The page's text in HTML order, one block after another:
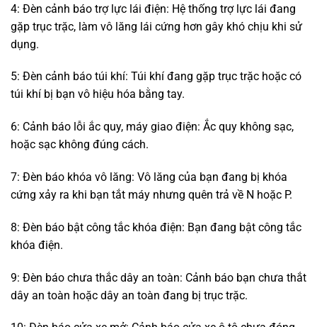
4: Đèn cảnh báo trợ lực lái điện: Hệ thống trợ lực lái đang
gặp trục trặc, làm vô lăng lái cứng hơn gây khó chịu khi sử
dụng.
5: Đèn cảnh báo túi khí: Túi khí đang gặp trục trặc hoặc có
túi khí bị bạn vô hiệu hóa bằng tay.
6: Cảnh báo lỗi ắc quy, máy giao điện: Ắc quy không sạc,
hoặc sạc không đúng cách.
7: Đèn báo khóa vô lăng: Vô lăng của bạn đang bị khóa
cứng xảy ra khi bạn tắt máy nhưng quên trả về N hoặc P.
8: Đèn báo bật công tắc khóa điện: Bạn đang bật công tắc
khóa điện.
9: Đèn báo chưa thắc dây an toàn: Cảnh báo bạn chưa thắt
dây an toàn hoặc dây an toàn đang bị trục trặc.